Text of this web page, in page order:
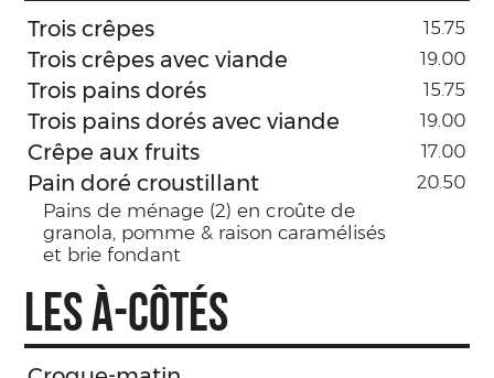
Trois crêpes 15.75
Trois crêpes avec viande 19.00
Trois pains dorés 15.75
Trois pains dorés avec viande 19.00
Crêpe aux fruits 17.00
Pain doré croustillant 20.50
Pains de ménage (2) en croûte de
granola, pomme & raison caramélisés
et brie fondant
LES À-CÔTÉS